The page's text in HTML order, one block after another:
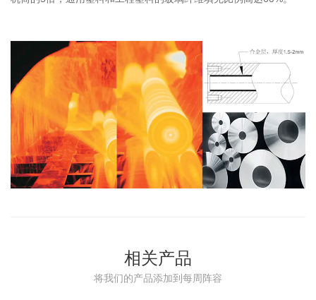
相关产品
将我们的产品添加到每周阵容